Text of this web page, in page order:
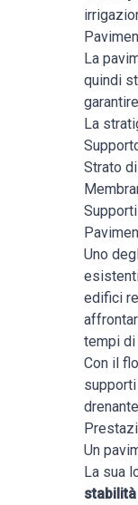
La
quindi
La
Strato
Uno
edifici
tempi
Con il
Un
La sua